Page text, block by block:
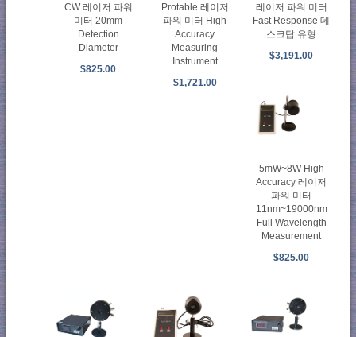
CW 레이저 파워
미터 20mm
Detection
Diameter
$825.00
Protable 레이저
파워 미터 High
Accuracy
Measuring
Instrument
$1,721.00
레이저 파워 미터
Fast Response 데
스크탑 유형
$3,191.00
5mW~8W High
Accuracy 레이저
파워 미터
11nm~19000nm
Full Wavelength
Measurement
$825.00